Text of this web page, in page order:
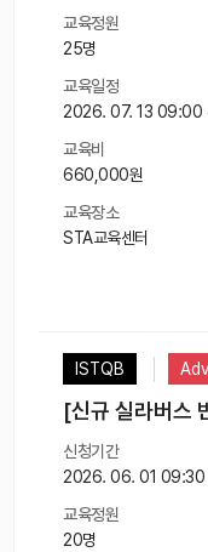
교육정원
25명
교육일정
2026. 07. 13 09:00
교육비
660,000원
교육장소
STA교육센터
ISTQB
[신규 실라버
신청기간
2026. 06. 01
교육정원
20명